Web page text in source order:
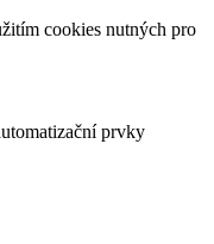
cookies nutných pro
prvky